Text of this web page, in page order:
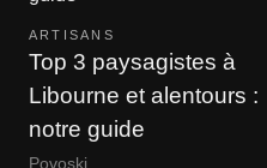
ARTISANS
Top 3 paysagistes à
Libourne et alentours :
notre guide
Povoski